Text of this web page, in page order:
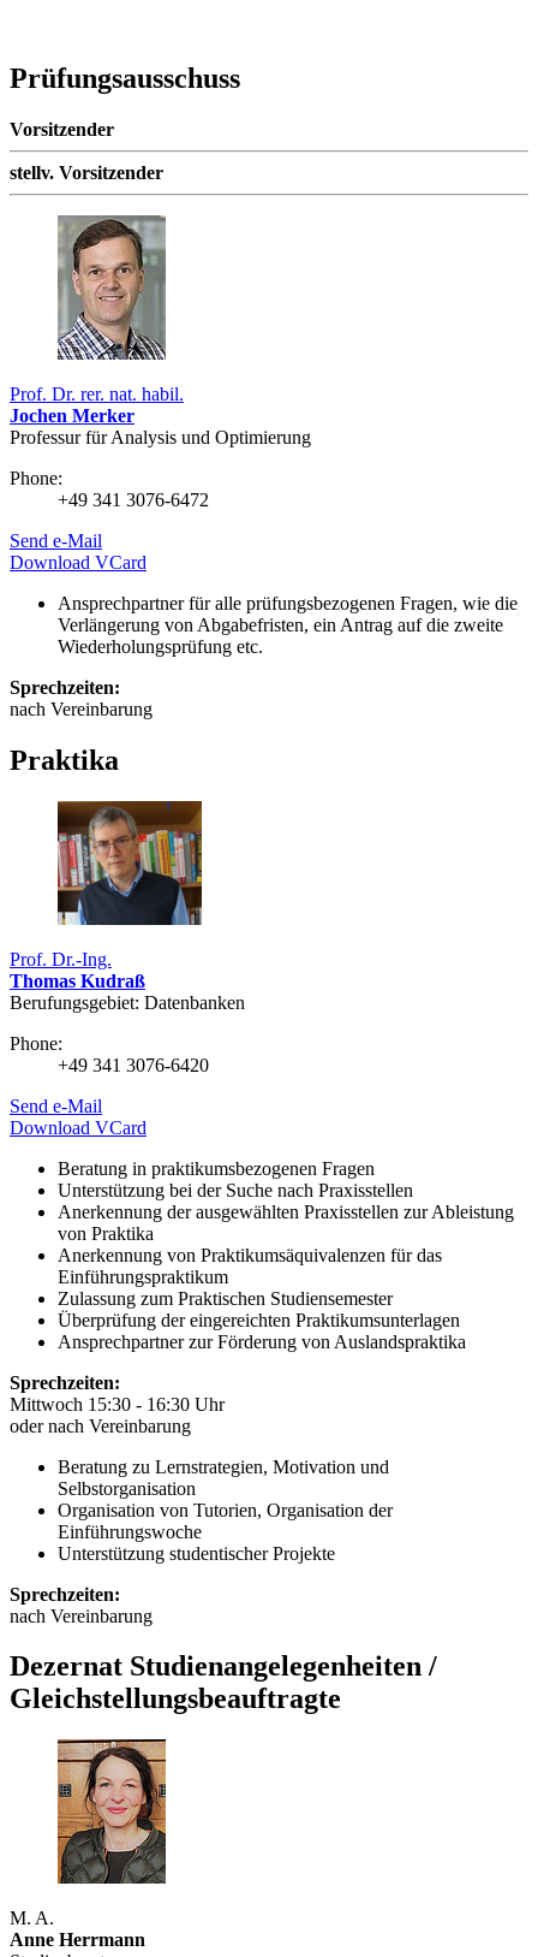
Prüfungsausschuss
Vorsitzender
stellv. Vorsitzender
Prof. Dr. rer. nat. habil.
Jochen Merker
Professur für Analysis und Optimierung
Phone:
+49 341 3076-6472
Send e-Mail
Download VCard
Ansprechpartner für alle prüfungsbezogenen Fragen, wie die
Verlängerung von Abgabefristen, ein Antrag auf die zweite
Wiederholungsprüfung etc.
Sprechzeiten:
nach Vereinbarung
Praktika
Prof. Dr.-Ing.
Thomas Kudraß
Berufungsgebiet: Datenbanken
Phone:
+49 341 3076-6420
Send e-Mail
Download VCard
Beratung in praktikumsbezogenen Fragen
Unterstützung bei der Suche nach Praxisstellen
Anerkennung der ausgewählten Praxisstellen zur Ableistung
von Praktika
Anerkennung von Praktikumsäquivalenzen für das
Einführungspraktikum
Zulassung zum Praktischen Studiensemester
Überprüfung der eingereichten Praktikumsunterlagen
Ansprechpartner zur Förderung von Auslandspraktika
Sprechzeiten:
Mittwoch 15:30 - 16:30 Uhr
oder nach Vereinbarung
Beratung zu Lernstrategien, Motivation und
Selbstorganisation
Organisation von Tutorien, Organisation der
Einführungswoche
Unterstützung studentischer Projekte
Sprechzeiten:
nach Vereinbarung
Dezernat Studienangelegenheiten /
Gleichstellungsbeauftragte
M. A.
Anne Herrmann